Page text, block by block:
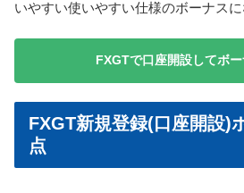
いやすい使いやすい仕様のボーナスに
FXGTで口座開設してボ
FXGT新規登録(口座開設)
点